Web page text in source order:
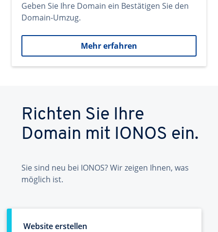
Geben Sie Ihre Domain ein Bestätigen Sie den
Domain-Umzug.
Mehr erfahren
Richten Sie Ihre
Domain mit IONOS ein.
Sie sind neu bei IONOS? Wir zeigen Ihnen, was
möglich ist.
Website erstellen